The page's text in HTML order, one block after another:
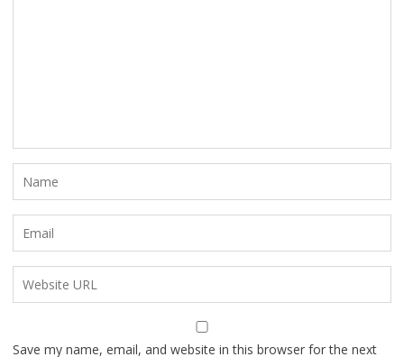
Save my name, email, and website in this browser for the next